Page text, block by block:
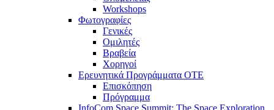
Workshops
Φωτογραφίες
Γενικές
Ομιλητές
Βραβεία
Χορηγοί
Ερευνητικά Προγράμματα ΟΤΕ
Επισκόπηση
Πρόγραμμα
InfoCom Space Summit: The Space Exploration